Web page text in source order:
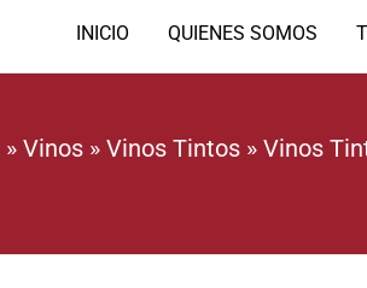
INICIO QUIENES SOMOS
» Vinos » Vinos Tintos » Vinos